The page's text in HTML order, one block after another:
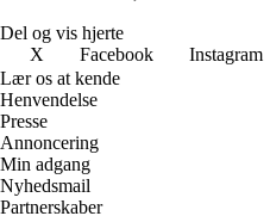
Del og vis hjerte
X
Facebook Instagram
Lær os at kende
Henvendelse
Presse
Annoncering
Min adgang
Nyhedsmail
Partnerskaber